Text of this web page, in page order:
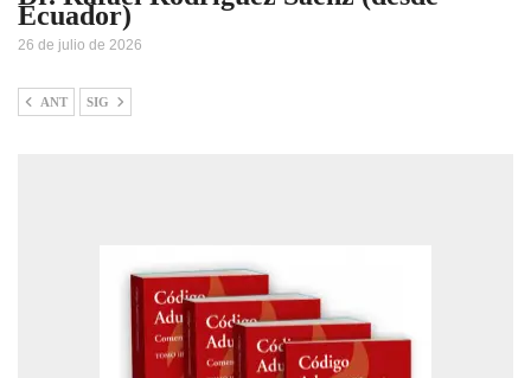
Ecuador)
26 de julio de 2026
ANT SIG